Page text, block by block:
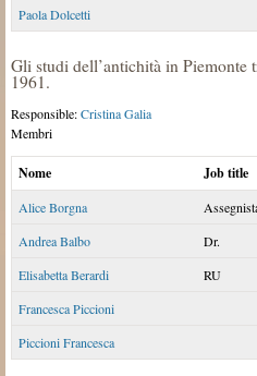
Paola Dolcetti
Gli studi dell’antichità in Piemonte
1961.
Responsible:Cristina Galia
Membri
Nome Job title
Alice Borgna
Andrea Balbo
Dr.
Elisabetta Berardi
RU
Francesca Piccioni
Piccioni Francesca